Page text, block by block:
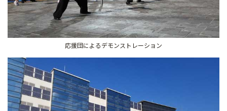
応援団によるデモンストレーション